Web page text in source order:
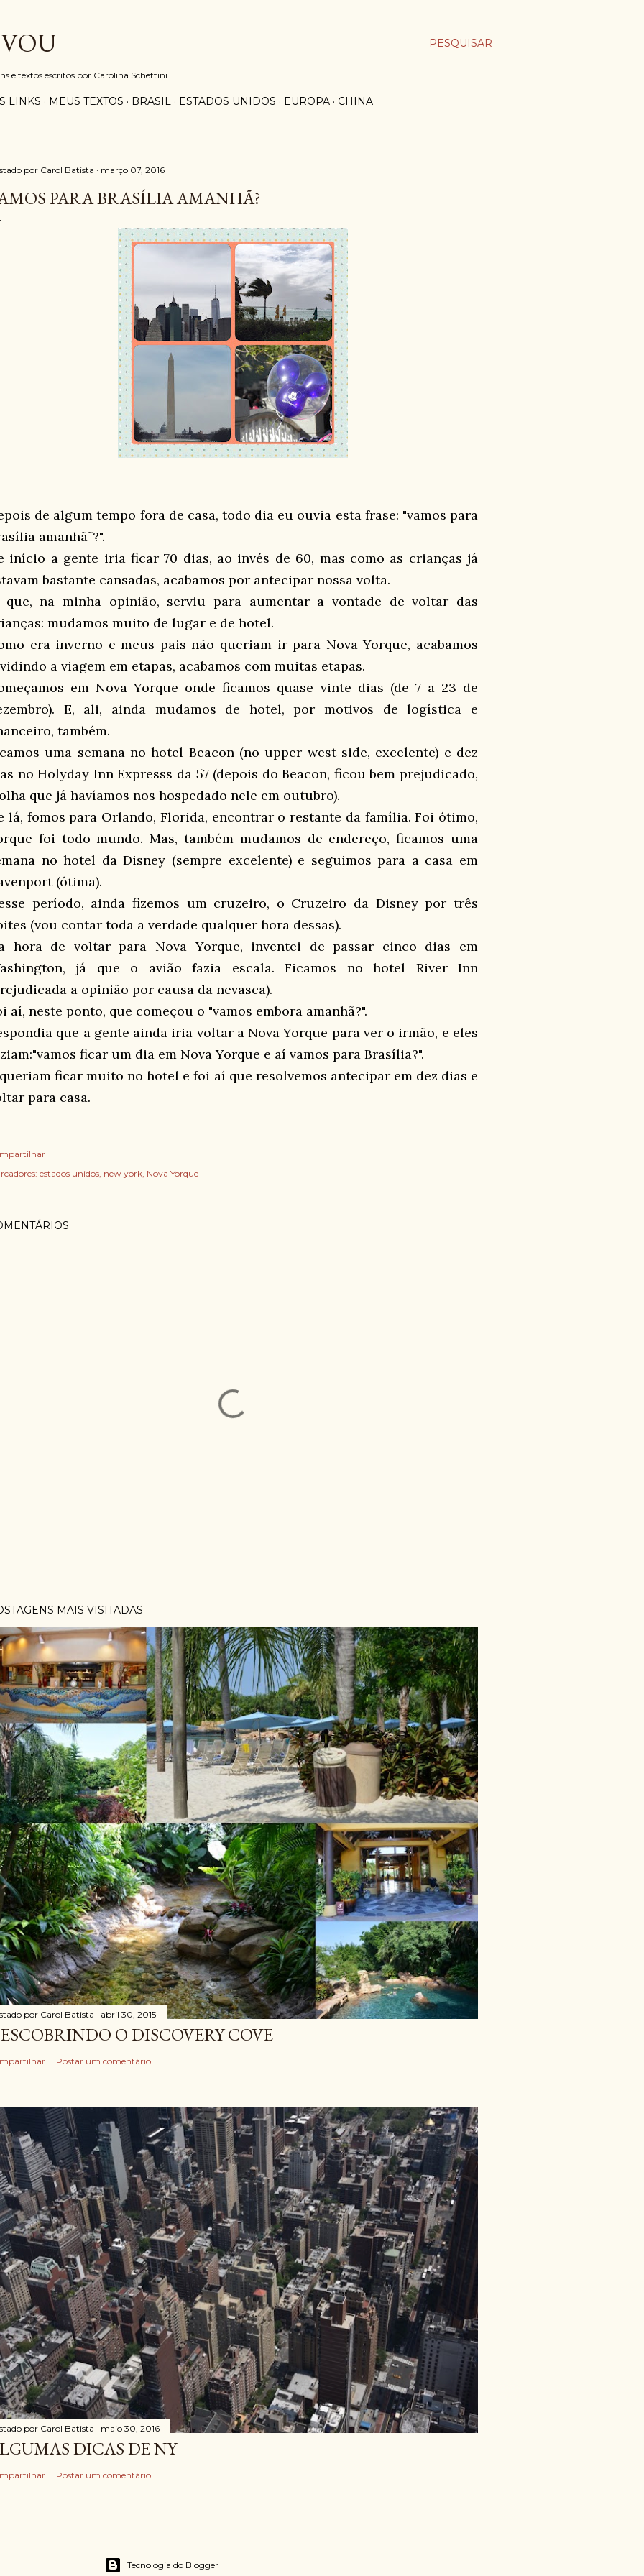
PESQUISAR
e textos escritos por Carolina Schettini
LINKS MEUS TEXTOS BRASIL ESTADOS UNIDOS EUROPA CHINA
por Carol Batista março 07, 2016
PARA BRASÍLIA AMANHÃ?
de algum tempo fora de casa, todo dia eu ouvia esta frase: "vamos para
amanhã˜?".
início a gente iria ficar 70 dias, ao invés de 60, mas como as crianças já
bastante cansadas, acabamos por antecipar nossa volta.
que, na minha opinião, serviu para aumentar a vontade de voltar das
mudamos muito de lugar e de hotel.
era inverno e meus pais não queriam ir para Nova Yorque, acabamos
a viagem em etapas, acabamos com muitas etapas.
em Nova Yorque onde ficamos quase vinte dias (de 7 a 23 de
E, ali, ainda mudamos de hotel, por motivos de logística e
também.
uma semana no hotel Beacon (no upper west side, excelente) e dez
no Holyday Inn Expresss da 57 (depois do Beacon, ficou bem prejudicado,
que já havíamos nos hospedado nele em outubro).
lá, fomos para Orlando, Florida, encontrar o restante da família. Foi ótimo,
foi todo mundo. Mas, também mudamos de endereço, ficamos uma
no hotel da Disney (sempre excelente) e seguimos para a casa em
(ótima).
período, ainda fizemos um cruzeiro, o Cruzeiro da Disney por três
(vou contar toda a verdade qualquer hora dessas).
hora de voltar para Nova Yorque, inventei de passar cinco dias em
já que o avião fazia escala. Ficamos no hotel River Inn
a opinião por causa da nevasca).
aí, neste ponto, que começou o "vamos embora amanhã?".
que a gente ainda iria voltar a Nova Yorque para ver o irmão, e eles
ficar um dia em Nova Yorque e aí vamos para Brasília?".
ficar muito no hotel e foi aí que resolvemos antecipar em dez dias e
para casa.
estados unidos new york Nova Yorque
MAIS VISITADAS
por Carol Batista abril 30, 2015
O DISCOVERY COVE
Postar um comentário
por Carol Batista maio 30, 2016
DICAS DE NY
Postar um comentário
Tecnologia do Blogger